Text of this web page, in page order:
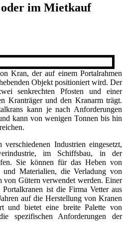
im Mietkauf
Kran, der auf einem Portalrahmen
Objekt positioniert wird. Der
senkrechten Pfosten und einer
Kranträger und den Kranarm trägt.
kann je nach Anforderungen
kann von wenigen Tonnen bis hin
Industrien eingesetzt,
im Schiffsbau, in der
Sie können für das Heben von
und Materialien, die Verladung von
von Gütern verwendet werden. Einer
ist die Firma Vetter aus
auf die Herstellung von Kranen
und bietet eine breite Palette von
spezifischen Anforderungen der